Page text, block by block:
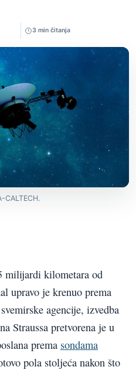
3 min čitanja
CALTECH.
milijardi kilometara od
upravo je krenuo prema
agencije, izvedba
Straussa pretvorena je u
prema sondama
pola stoljeća nakon što